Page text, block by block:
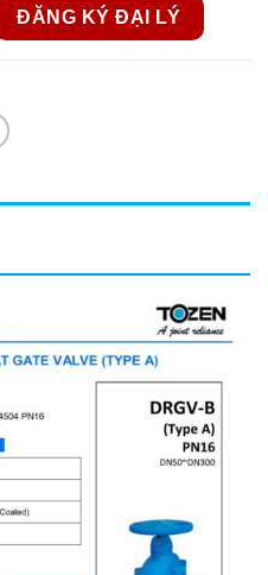
ĐĂNG KÝ ĐẠI LÝ